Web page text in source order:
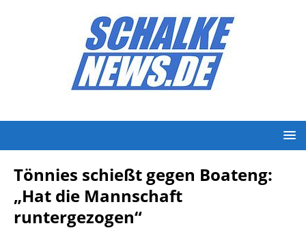
Tönnies schießt gegen Boateng:
„Hat die Mannschaft
runtergezogen“